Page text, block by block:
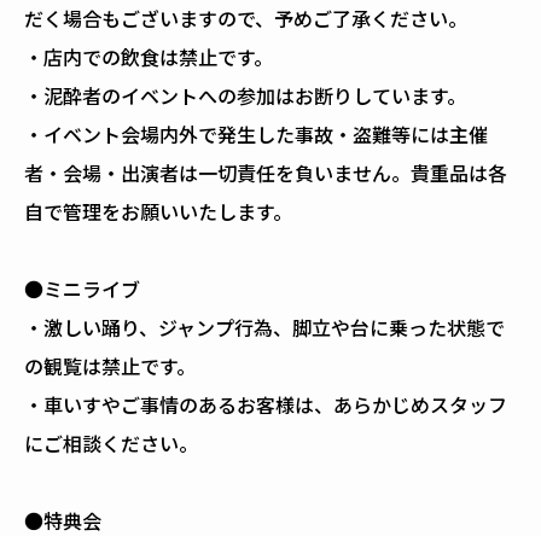
だく場合もございますので、予めご了承ください。
・店内での飲食は禁止です。
・泥酔者のイベントへの参加はお断りしています。
・イベント会場内外で発生した事故・盗難等には主催
者・会場・出演者は一切責任を負いません。貴重品は各
自で管理をお願いいたします。
●ミニライブ
・激しい踊り、ジャンプ行為、脚立や台に乗った状態で
の観覧は禁止です。
・車いすやご事情のあるお客様は、あらかじめスタッフ
にご相談ください。
●特典会